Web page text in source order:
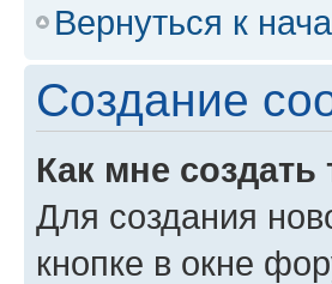
Вернуться к
Создание
Как мне
Для создания
кнопке в окне